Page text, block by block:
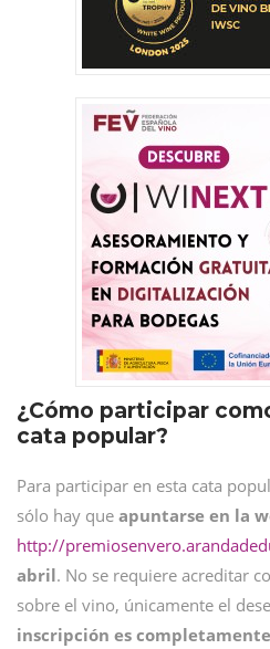
¿Cómo participar
cata popular?
Para participar en esta cata
sólo hay que apuntarse en la
http://
abril. No se requiere acreditar
sobre el vino, únicamente el
inscripción es